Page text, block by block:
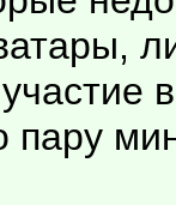
пару